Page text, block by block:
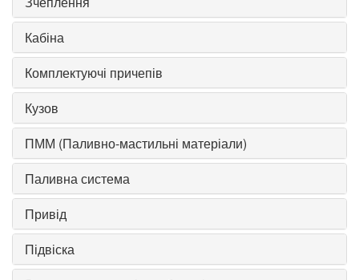
Кабіна
Комплектуючі причепів
Кузов
ПММ (Паливно-мастильні матеріали)
Паливна система
Привід
Підвіска